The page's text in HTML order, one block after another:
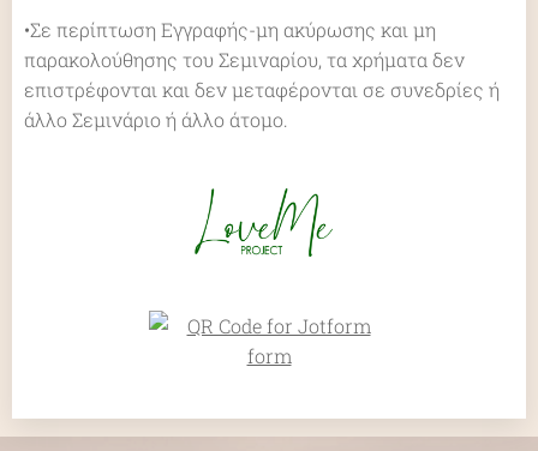
•Σε περίπτωση Εγγραφής-μη ακύρωσης και μη
παρακολούθησης του Σεμιναρίου, τα χρήματα δεν
επιστρέφονται και δεν μεταφέρονται σε συνεδρίες ή
άλλο Σεμινάριο ή άλλο άτομο.